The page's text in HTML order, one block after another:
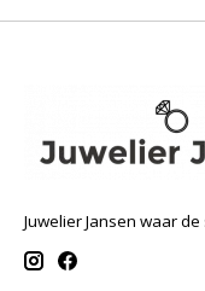
Juwelier Jansen waar